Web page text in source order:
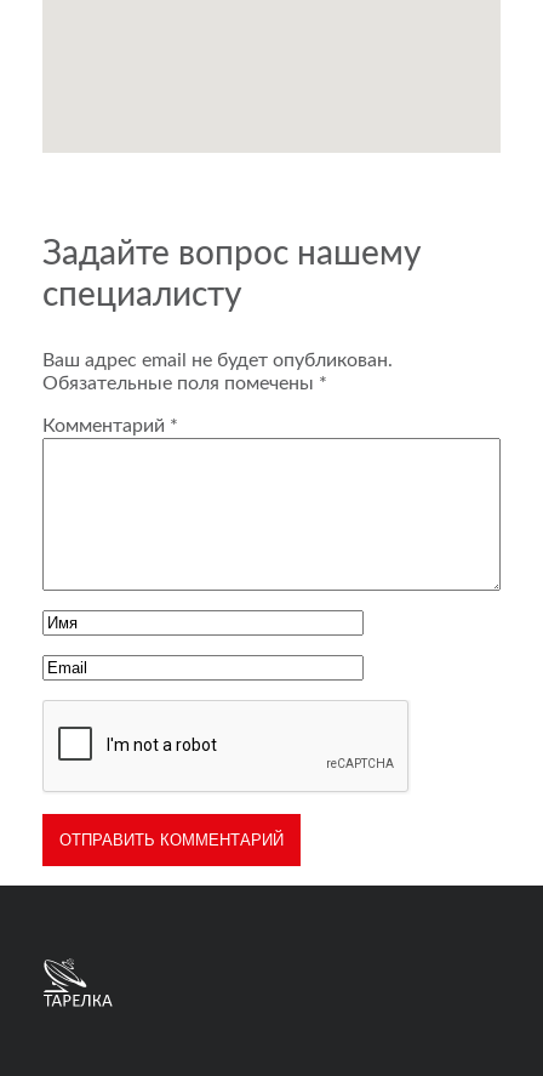
Задайте вопрос нашему
специалисту
Ваш адрес email не будет опубликован.
Обязательные поля помечены *
Комментарий *